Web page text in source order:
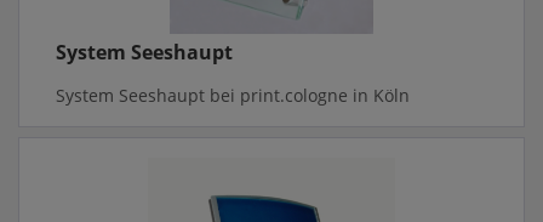
System Seeshaupt
System Seeshaupt bei print.cologne in Köln